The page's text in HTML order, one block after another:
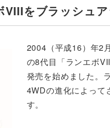
VIIIをブラッシュ
2004（平成16）年2
の8代目「ランエボ
発売を始めました。
4WDの進化によって
す。